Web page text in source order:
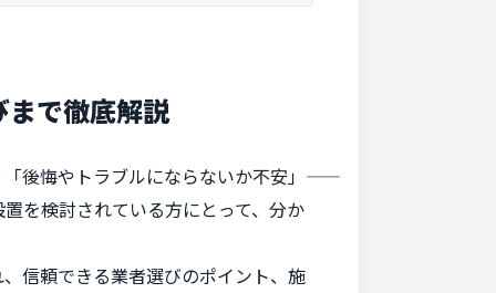
で徹底解説
悔やトラブルにならないか不安」――
を検討されている方にとって、分か
信頼できる業者選びのポイント、施